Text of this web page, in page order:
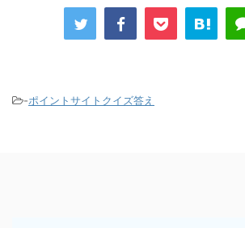
-ポイントサイトクイズ答え